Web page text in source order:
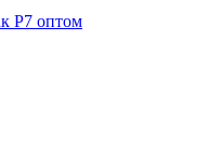
P7 оптом